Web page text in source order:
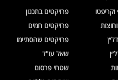
פרויקטים בתכנון
פרויקטים חמים
פרויקטים שהסתיימו
שאל עו"ד
שטחי פרסום